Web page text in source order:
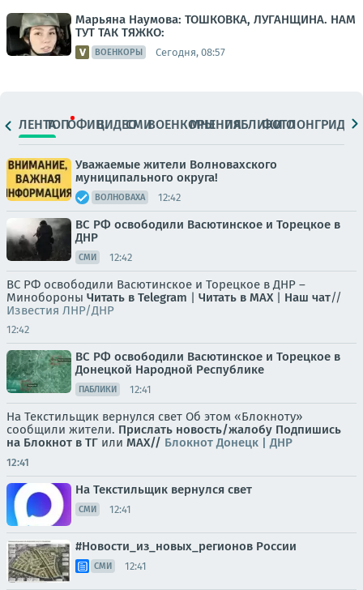
Марьяна Наумова: ТОШКОВКА, ЛУГАНЩИНА. НАМ
ТУТ ТАК ТЯЖКО:
ВОЕНКОРЫ Сегодня, 08:57
ЛЕНТАТОПОФИЦ.ВИДЕОСМИВОЕНКОРЫМНЕНИЯПАБЛИКИ
ФОТОЛОНГРИДЫ
Уважаемые жители Волновахского
муниципального округа!
ВОЛНОВАХА 12:42
ВС РФ освободили Васютинское и Торецкое в
ДНР
СМИ 12:42
ВС РФ освободили Васютинское и Торецкое в ДНР –
Минобороны Читать в Telegram Читать в MAX| Наш чат//
Известия ЛНР/ДНР
12:42
ВС РФ освободили Васютинское и Торецкое в
Донецкой Народной Республике
ПАБЛИКИ 12:41
На Текстильщик вернулся свет Об этом «Блокноту»
сообщили жители. Прислать новость/жалобу Подпишись
на Блокнот в ТГ или МАХ// Блокнот Донецк | ДНР
12:41
На Текстильщик вернулся свет
СМИ 12:41
#Новости_из_новых_регионов России
СМИ 12:41